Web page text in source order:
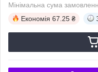
Мінімальна сума
Економія 67.25 ₴